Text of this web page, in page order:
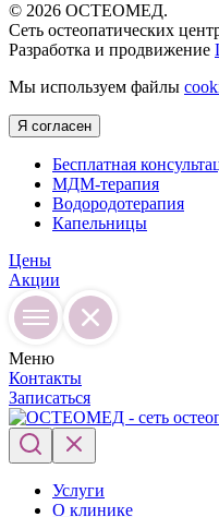
© 2026 ОСТЕОМЕД.
Сеть остеопатических
Разработка и продвижение
Мы используем файлы
Я согласен
Бесплатная
МДМ-терапия
Водородотерапия
Капельницы
Цены
Акции
Меню
Контакты
Записаться
Услуги
О клинике